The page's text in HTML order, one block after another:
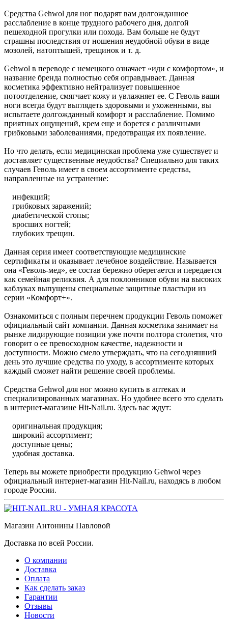
Средства Gehwol для ног подарят вам долгожданное
расслабление в конце трудного рабочего дня, долгой
пешеходной прогулки или похода. Вам больше не будут
страшны последствия от ношения неудобной обуви в виде
мозолей, натоптышей, трещинок и т. д.
Gehwol в переводе с немецкого означает «иди с комфортом», и
название бренда полностью себя оправдывает. Данная
косметика эффективно нейтрализует повышенное
потоотделение, смягчает кожу и увлажняет ее. С Геволь ваши
ноги всегда будут выглядеть здоровыми и ухоженными, вы
испытаете долгожданный комфорт и расслабление. Помимо
приятных ощущений, крем еще и борется с различными
грибковыми заболеваниями, предотвращая их появление.
Но что делать, если медицинская проблема уже существует и
доставляет существенные неудобства? Специально для таких
случаев Геволь имеет в своем ассортименте средства,
направленные на устранение:
инфекций;
грибковых заражений;
диабетической стопы;
вросших ногтей;
глубоких трещин.
Данная серия имеет соответствующие медицинские
сертификаты и оказывает лечебное воздействие. Называется
она «Геволь-мед», ее состав бережно оберегается и передается
как семейная реликвия. А для поклонников обуви на высоких
каблуках выпущены специальные защитные пластыри из
серии «Комфорт+».
Ознакомиться с полным перечнем продукции Геволь поможет
официальный сайт компании. Данная косметика занимает на
рынке лидирующие позиции уже почти полтора столетия, что
говорит о ее превосходном качестве, надежности и
доступности. Можно смело утверждать, что на сегодняшний
день это лучшие средства по уходу, в ассортименте которых
каждый сможет найти решение своей проблемы.
Средства Gehwol для ног можно купить в аптеках и
специализированных магазинах. Но удобнее всего это сделать
в интернет-магазине Hit-Nail.ru. Здесь вас ждут:
оригинальная продукция;
широкий ассортимент;
доступные цены;
удобная доставка.
Теперь вы можете приобрести продукцию Gehwol через
официальный интернет-магазин Hit-Nail.ru, находясь в любом
городе России.
Магазин Антонины Павловой
Доставка по всей России.
О компании
Доставка
Оплата
Как сделать заказ
Гарантии
Отзывы
Новости